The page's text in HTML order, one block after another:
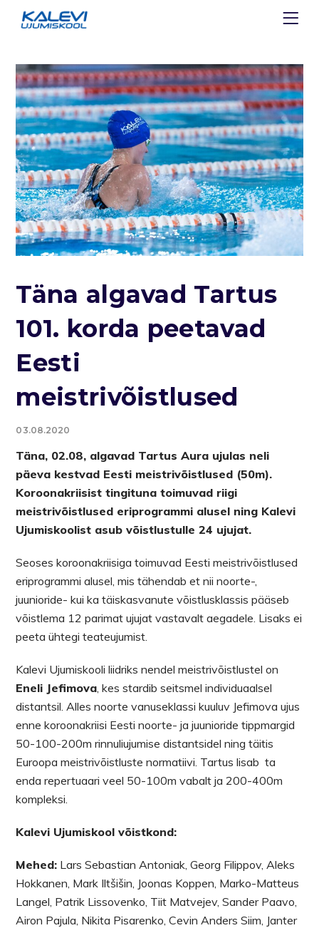
Täna algavad Tartus
101. korda peetavad
Eesti
meistrivõistlused
03.08.2020
Täna, 02.08, algavad Tartus Aura ujulas neli
päeva kestvad Eesti meistrivõistlused (50m).
Koroonakriisist tingituna toimuvad riigi
meistrivõistlused eriprogrammi alusel ning Kalevi
Ujumiskoolist asub võistlustulle 24 ujujat.
Seoses koroonakriisiga toimuvad Eesti meistrivõistlused
eriprogrammi alusel, mis tähendab et nii noorte-,
juunioride- kui ka täiskasvanute võistlusklassis pääseb
võistlema 12 parimat ujujat vastavalt aegadele. Lisaks ei
peeta ühtegi teateujumist.
Kalevi Ujumiskooli liidriks nendel meistrivõistlustel on
Eneli Jefimova , kes stardib seitsmel individuaalsel
distantsil. Alles noorte vanuseklassi kuuluv Jefimova ujus
enne koroonakriisi Eesti noorte- ja juunioride tippmargid
50-100-200m rinnuliujumise distantsidel ning täitis
Euroopa meistrivõistluste normatiivi. Tartus lisab ta
enda repertuaari veel 50-100m vabalt ja 200-400m
kompleksi.
Kalevi Ujumiskool võistkond:
Mehed: Lars Sebastian Antoniak, Georg Filippov, Aleks
Hokkanen, Mark Iltšišin, Joonas Koppen, Marko-Matteus
Langel, Patrik Lissovenko, Tiit Matvejev, Sander Paavo,
Airon Pajula, Nikita Pisarenko, Cevin Anders Siim, Janter